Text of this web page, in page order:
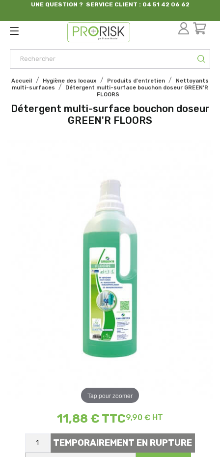
UNE QUESTION ? SERVICE CLIENT : 04 51 42 06 62
par France Sécurité
Accueil Hygiène des locaux Produits d'entretien
Nettoyants
multi-surfaces
Détergent multi-surface bouchon doseur GREEN'R
FLOORS
Détergent multi-surface bouchon doseur
GREEN'R FLOORS
Tap pour zoomer
11,88 € TTC9,90 € HT
TEMPORAIREMENT EN RUPTURE